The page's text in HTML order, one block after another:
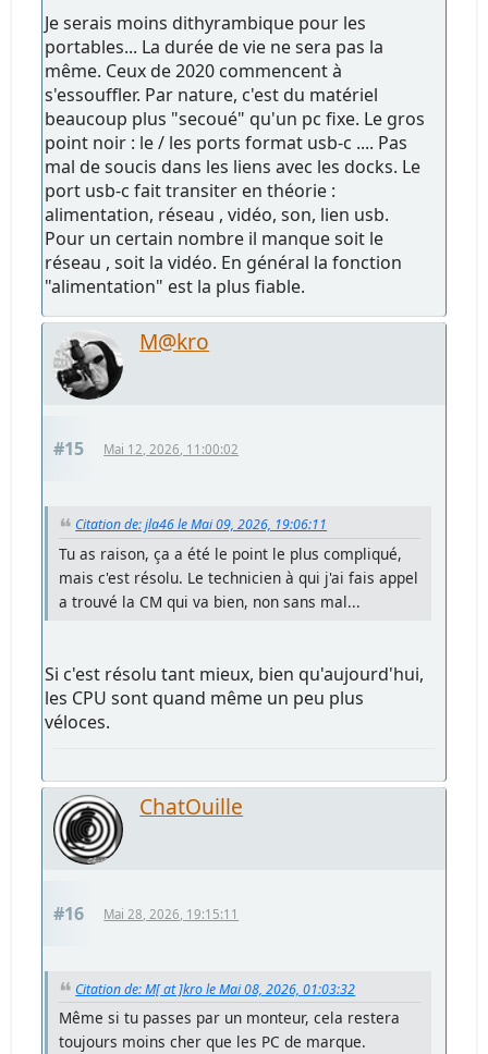
Je serais moins dithyrambique pour les
portables... La durée de vie ne sera pas la
même. Ceux de 2020 commencent à
s'essouffler. Par nature, c'est du matériel
beaucoup plus "secoué" qu'un pc fixe. Le gros
point noir : le / les ports format usb-c .... Pas
mal de soucis dans les liens avec les docks. Le
port usb-c fait transiter en théorie :
alimentation, réseau , vidéo, son, lien usb.
Pour un certain nombre il manque soit le
réseau , soit la vidéo. En général la fonction
"alimentation" est la plus fiable.
M@kro
#15 Mai 12, 2026, 11:00:02
Citation de: jla46 le Mai 09, 2026, 19:06:11
Tu as raison, ça a été le point le plus compliqué,
mais c'est résolu. Le technicien à qui j'ai fais appel
a trouvé la CM qui va bien, non sans mal...
Si c'est résolu tant mieux, bien qu'aujourd'hui,
les CPU sont quand même un peu plus
véloces.
ChatOuille
#16 Mai 28, 2026, 19:15:11
Citation de: M[ at ]kro le Mai 08, 2026, 01:03:32
Même si tu passes par un monteur, cela restera
toujours moins cher que les PC de marque.